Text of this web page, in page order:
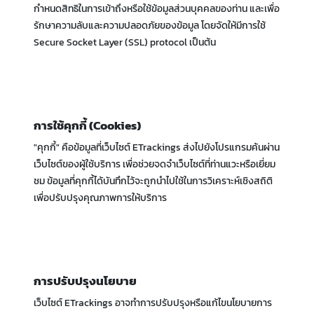
กำหนดสิทธิในการเข้าถึงหรือใช้ข้อมูลส่วนบุคคลของท่าน และเพื่อ
รักษาความลับและความปลอดภัยของข้อมูล โดยจัดให้มีการใช้
Secure Socket Layer (SSL) protocol เป็นต้น
การใช้คุกกี้ (Cookies)
"คุกกี้" คือข้อมูลที่เว็บไซต์ ETrackings ส่งไปยังโปรแกรมค้นผ่าน
เว็บไซต์ของผู้ใช้บริการ เพื่อช่วยจดจำเว็บไซต์ที่ท่านแวะหรือเยี่ยม
ชม ข้อมูลที่คุกกี้ได้บันทึกไว้จะถูกนำไปใช้ในการวิเคราะห์เชิงสถิติ
เพื่อปรับปรุงคุณภาพการให้บริการ
การปรับปรุงนโยบาย
เว็บไซต์ ETrackings อาจทำการปรับปรุงหรือแก้ไขนโยบายการ